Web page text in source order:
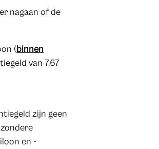
nagaan of de
(binnen
van 7,67
zijn geen
en -